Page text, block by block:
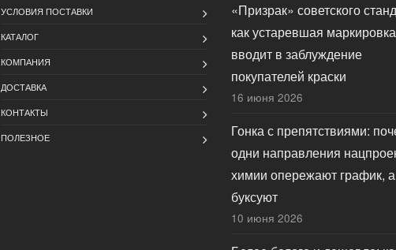
УСЛОВИЯ ПОСТАВКИ
КАТАЛОГ
КОМПАНИЯ
ДОСТАВКА
КОНТАКТЫ
ПОЛЕЗНОЕ
«Призрак» советского
как устаревшая маркировка
вводит в заблуждение
покупателей краски
16 июня 2026
Гонка с препятствиями:
одни направления
химии опережают график,
буксуют
10 июня 2026